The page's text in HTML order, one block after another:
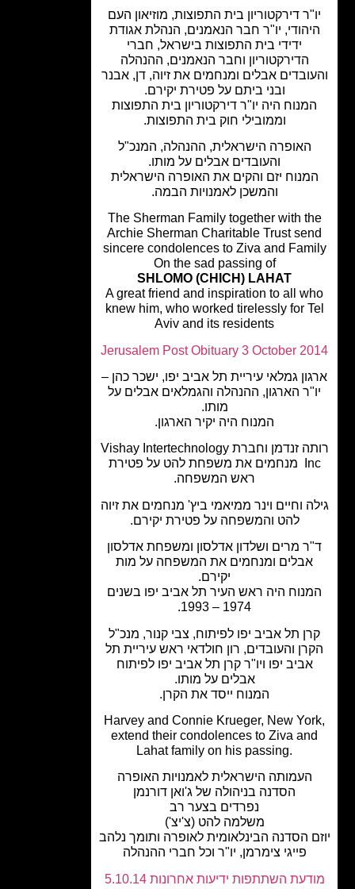
דירקטוריון בית התפוצות, מוזיאון העם
יו"ר חבר הנאמנים, הנהלת אגודת
ידידי בית התפוצות בישראל, חברי
הדירקטוריון וחבר הנאמנים, ההנהלה
אבלים ומנחמים את זיוה, דן, אבנר
ובני ביתם על פטירת יקירם.
היה יו"ר דירקטוריון בית התפוצות
וממובילי חוק בית התפוצות.
האופרה הישראלית, ההנהלה, המנכ"ל
והעובדים אבלים על מותו.
יזם והקים את האופרה הישראלית
והמשכן לאמנויות הבמה.
The Sherman Family together with
Archie Sherman Charitable Trust
sincere condolences to Ziva and
On the sad passing of
SHLOMO (CHICH) LAHAT
A great friend and inspiration to all
knew him, who worked tirelessly for
Aviv and its residents
Jerusalem Post Obituary 3 October
גמלאי עיריית תל אביב יפו, ישכר כהן –
הארגון, ההנהלה והגמלאים אבלים על
המנוח היה יקיר הארגון.
רותה זנדמן וחברת Vishay Intertechnology
Inc מנחמים את משפחת להט על פטירת
ראש המשפחה.
וחיים וינר ממיאמי ביץ' מנחמים את זיוה
להט והמשפחה על פטירת יקירם.
מרים ושלדון אדלסון ומשפחת אדלסון
אבלים ומנחמים את המשפחה על מות
היה ראש העיר תל אביב יפו בשנים
תל אביב יפו לפיתוח, צבי קנור, מנכ"ל
והעובדים, רון חולדאי ראש עיריית תל
אביב יפו ויו"ר קרן תל אביב יפו לפיתוח
אבלים על מותו.
המנוח ייסד את הקרן.
Harvey and Connie Krueger, New
extend their condolences to Ziva
Lahat family on his passing.
העמותה הישראלית לאמנויות האופרה
הסדנה בניהולה של ג'ואן דורנמן
נפרדים בצער רב
משלמה להט (צ'יצ')
הסדנה הבינלאומית לאופרה ותומך נלהב
פייגי צימרמן, יו"ר וכל חברי ההנהלה
השתתפות ידיעות אחרונות 5.10.14